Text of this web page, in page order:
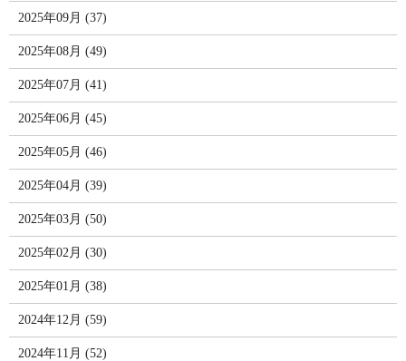
2025年09月 (37)
2025年08月 (49)
2025年07月 (41)
2025年06月 (45)
2025年05月 (46)
2025年04月 (39)
2025年03月 (50)
2025年02月 (30)
2025年01月 (38)
2024年12月 (59)
2024年11月 (52)